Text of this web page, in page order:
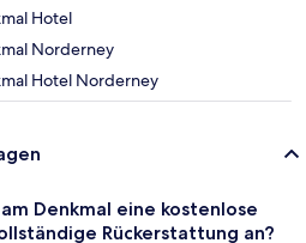
Hotel
Norderney
Hotel Norderney
Denkmal eine kostenlose
Rückerstattung an?